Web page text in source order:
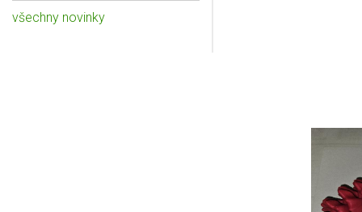
všechny novinky